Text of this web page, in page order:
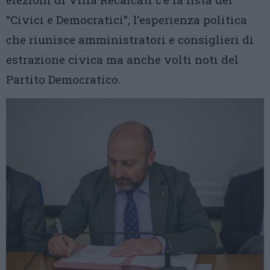
“Civici e Democratici”, l’esperienza politica
che riunisce amministratori e consiglieri di
estrazione civica ma anche volti noti del
Partito Democratico.